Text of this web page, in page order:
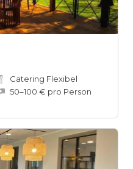
Catering Flexibel
50–100 € pro Person